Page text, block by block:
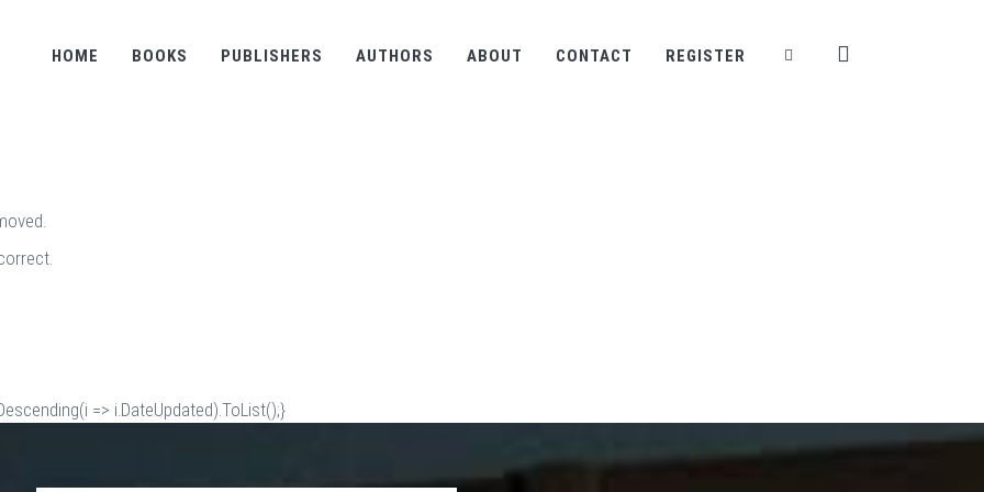
HOME BOOKS PUBLISHERS AUTHORS ABOUT CONTACT REGISTER
=> i.DateUpdated).ToList();}